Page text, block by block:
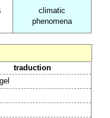
climatic
phenomena
traduction